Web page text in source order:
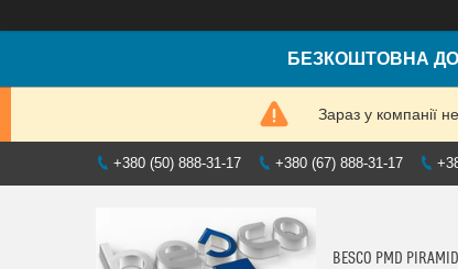
БЕЗКОШТОВНА
Зараз у компанії
+380 (50) 888-31-17 +380 (67) 888-31-17
BESCO PMD